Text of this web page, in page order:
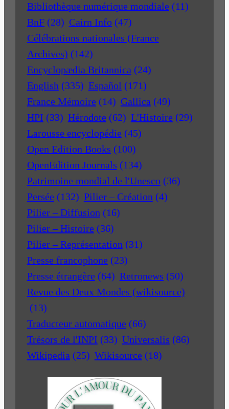
Bibliothèque numérique mondiale (11)
BnF (28) Cairn Info (47)
Célébrations nationales (France
Archives) (142)
Encyclopædia Britannica (24)
English (335) Español (171)
France Mémoire (14) Gallica (49)
HPI (33) Hérodote (62) L'Histoire (29)
Larousse encyclopédie (45)
Open Edition Books (100)
OpenEdition Journals (134)
Patrimoine mondial de l'Unesco (36)
Persée (132) Pilier – Création (4)
Pilier – Diffusion (16)
Pilier – Histoire (36)
Pilier – Représentation (31)
Presse francophone (23)
Presse étrangère (64) Retronews (50)
Revue des Deux Mondes (wikisource)
(13)
Traducteur automatique (66)
Trésors de l'INPI (33) Universalis (86)
Wikipedia (25) Wikisource (18)